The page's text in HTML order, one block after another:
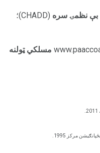
بې نظمۍ سره
(CHADD)؛
مسلکي ټولنه
مرکز 1995.